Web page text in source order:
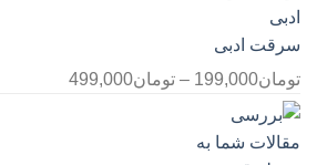
سرقت ادبی
تومان199,000
– تومان499,000محدوده